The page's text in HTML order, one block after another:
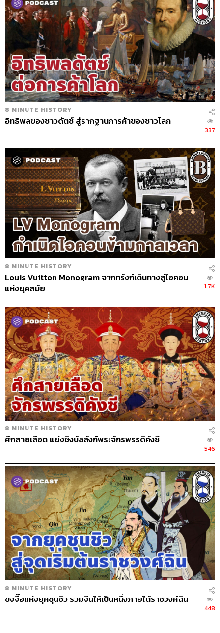
8 MINUTE HISTORY
อิทธิพลของชาวดัตช์ สู่รากฐานการค้าของชาวโลก
337
8 MINUTE HISTORY
Louis Vuitton Monogram จากทรังก์เดินทางสู่ไอคอน
แห่งยุคสมัย
1.7K
8 MINUTE HISTORY
ศึกสายเลือด แย่งชิงบัลลังก์พระจักรพรรดิคังซี
546
8 MINUTE HISTORY
ขงจื๊อแห่งยุคชุนชิว รวมจีนให้เป็นหนึ่งภายใต้ราชวงศ์ฉิน
448